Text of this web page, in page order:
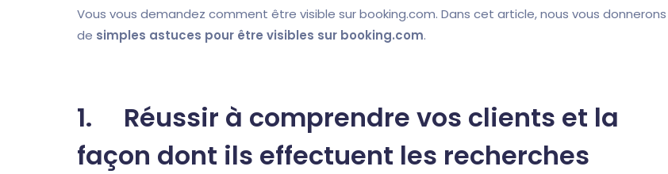
Vous vous demandez comment être visible sur booking.com. Dans cet article, nous vous donnerons
de simples astuces pour être visibles sur booking.com.
1. Réussir à comprendre vos clients et la
façon dont ils effectuent les recherches